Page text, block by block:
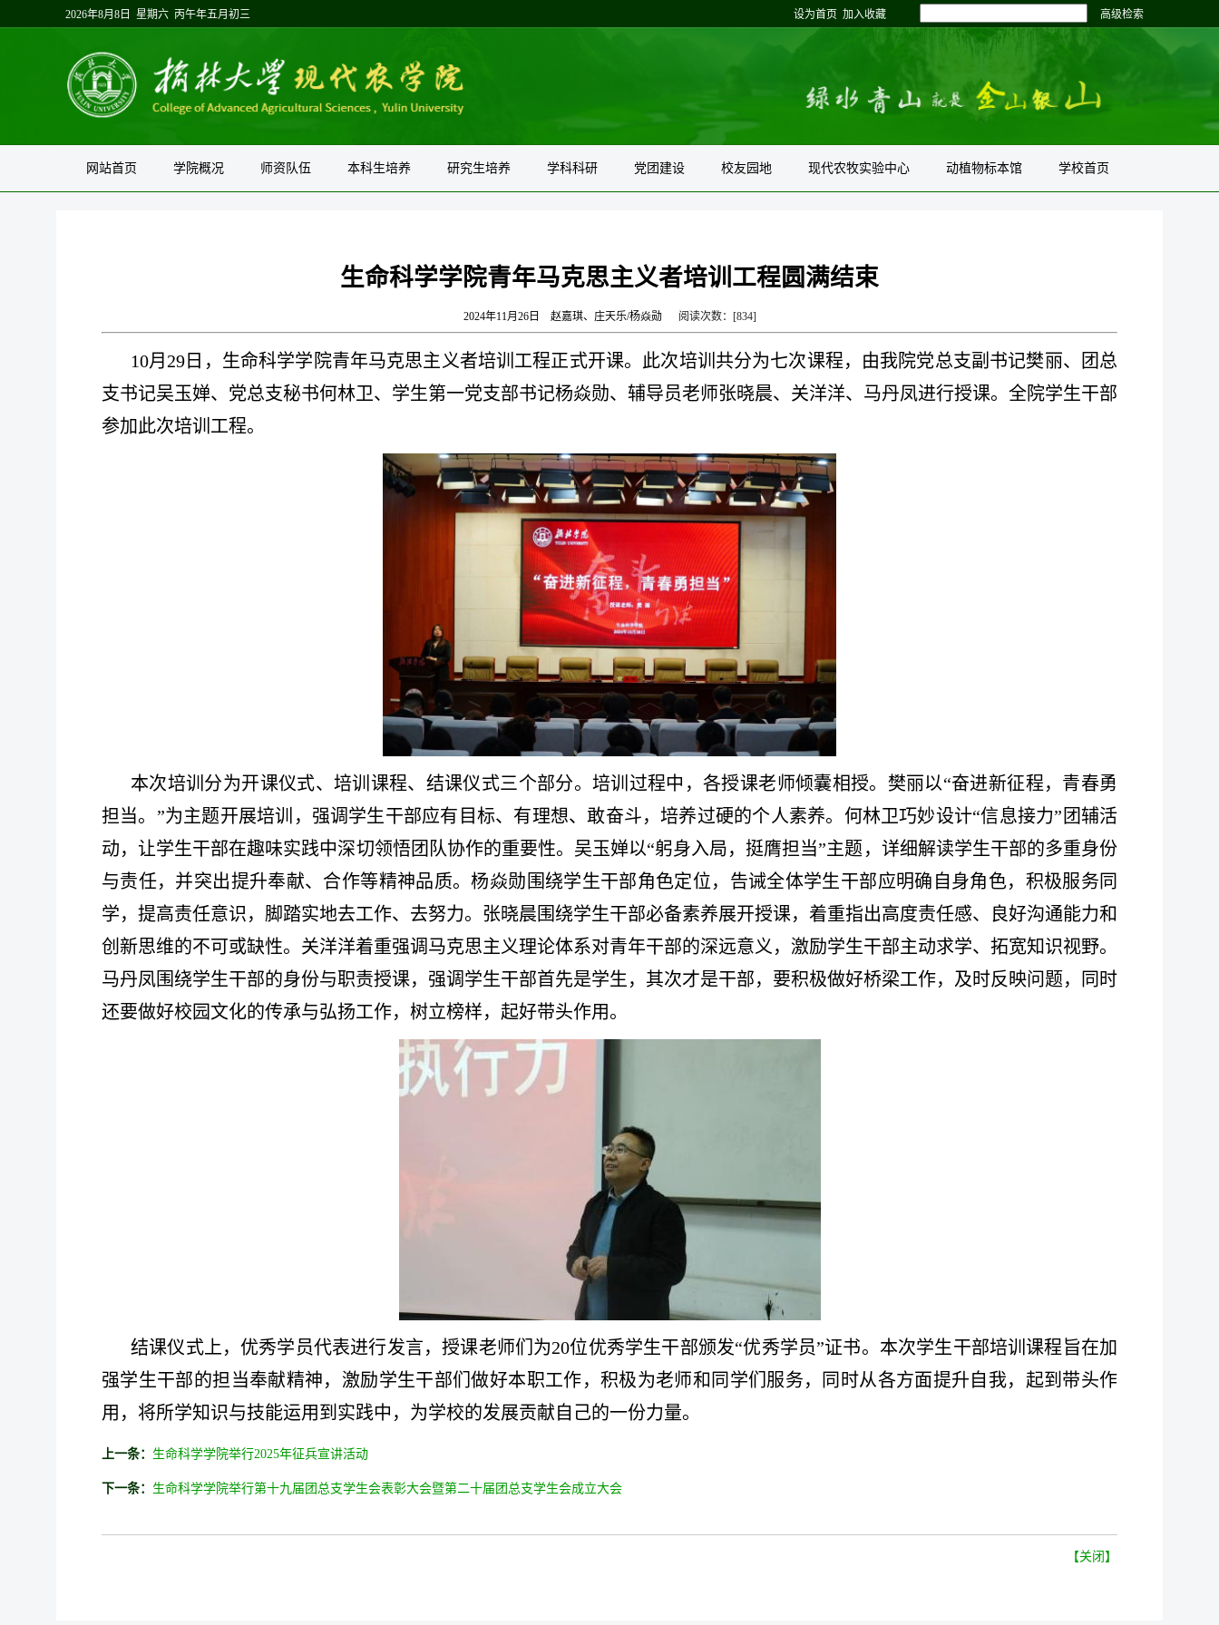
2026年8月8日 星期六 丙午年五月初三 设为首页 加入收藏 高级检索
网站首页 学院概况 师资队伍 本科生培养 研究生培养 学科科研 党团建设 校友园地 现代农牧实验中心 动植物标本馆 学校首页
生命科学学院青年马克思主义者培训工程圆满结束
2024年11月26日 赵嘉琪、庄天乐/杨焱勋 阅读次数：[834]
10月29日，生命科学学院青年马克思主义者培训工程正式开课。此次培训共分为七次课程，由我院党总支副书记樊丽、
团总
支书记吴玉婵、 党总支秘书何林卫、学生第一党支部书记杨焱勋、辅导员老师张晓晨、关洋洋、马丹凤进行授课。全院学生干部
参加此次培训工程。
本次培训分为开课仪式、培训课程、结课仪式三个部分。培训过程中，各授课老师倾囊相授。樊丽以“奋进新征程，青春勇
担当。”为主题开展培训，强调学生干部应有目标、有理想、敢奋斗，培养过硬的个人素养。何林卫巧妙设计“信息接力”团辅活
动，让学生干部在趣味实践中深切领悟团队协作的重要性。吴玉婵以“躬身入局，挺膺担当”主题，详细解读学生干部的多重身份
与责任，并突出提升奉献、合作等精神品质。杨焱勋围绕学生干部角色定位，告诫全体学生干部应明确自身角色，积极服务同
学，提高责任意识，脚踏实地去工作、去努力。张晓晨围绕学生干部必备素养展开授课，着重指出高度责任感、良好沟通能力和
创新思维的不可或缺性。关洋洋着重强调马克思主义理论体系对青年干部的深远意义，激励学生干部主动求学、拓宽知识视野。
马丹凤围绕学生干部的身份与职责授课，强调学生干部首先是学生，其次才是干部，要积极做好桥梁工作，及时反映问题，同时
还要做好校园文化的传承与弘扬工作，树立榜样，起好带头作用。
结课仪式上， 优秀学员代表进行发言，授课老师们为20位优秀学生干部颁发“优秀学员”证书。本次学生干部培训课程旨在加
强学生干部的担当奉献精神，激励学生干部们做好本职工作，积极为老师和同学们服务，同时从各方面提升自我，起到带头作
用，将所学知识与技能运用到实践中，为学校的发展贡献自己的一份力量。
上一条： 生命科学学院举行2025年征兵宣讲活动
下一条： 生命科学学院举行第十九届团总支学生会表彰大会暨第二十届团总支学生会成立大会
【关闭】